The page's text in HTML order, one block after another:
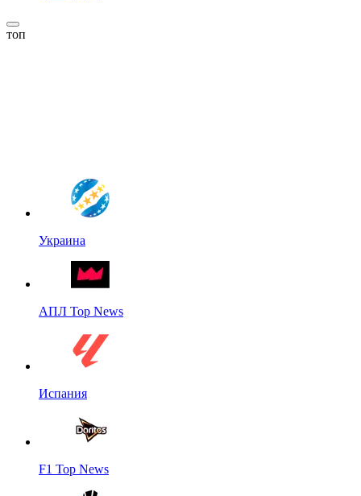
топ
Украина
АПЛ Top News
Испания
F1 Top News